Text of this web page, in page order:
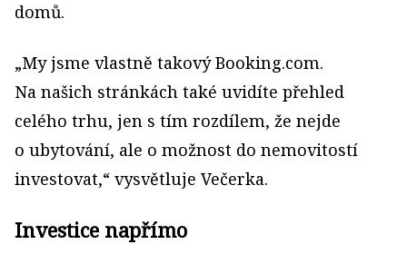
domů.
„My jsme vlastně takový Booking.com.
Na našich stránkách také uvidíte přehled
celého trhu, jen s tím rozdílem, že nejde
o ubytování, ale o možnost do nemovitostí
investovat,“ vysvětluje Večerka.
Investice napřímo